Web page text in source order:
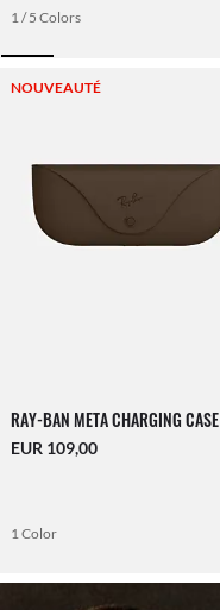
1 / 5 Colors
NOUVEAUTÉ
RAY-BAN META CHARGING CASE
EUR 109,00
1 Color